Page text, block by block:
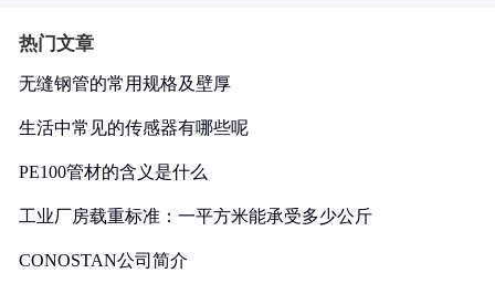
热门文章
无缝钢管的常用规格及壁厚
生活中常见的传感器有哪些呢
PE100管材的含义是什么
工业厂房载重标准：一平方米能承受多少公斤
CONOSTAN公司简介